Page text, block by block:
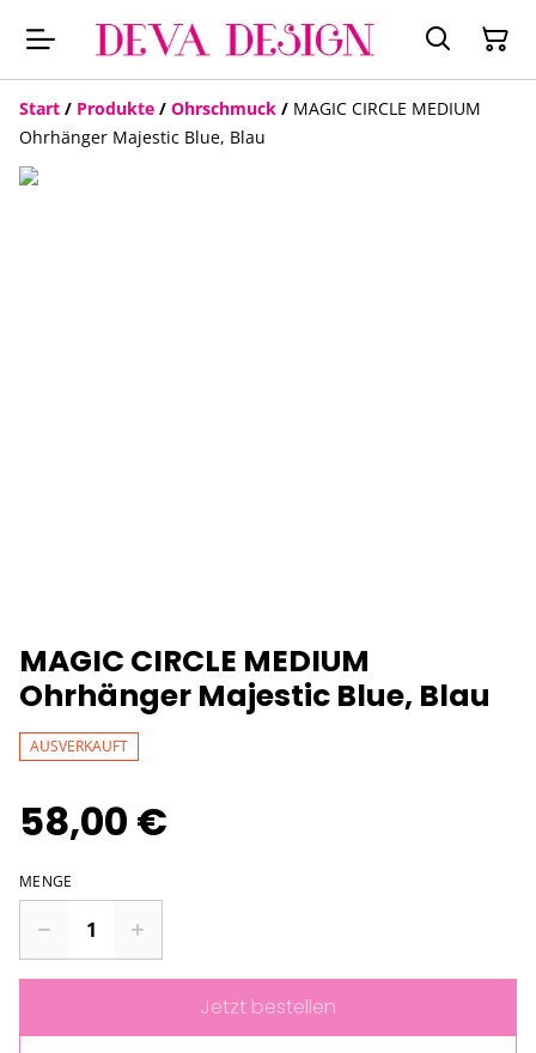
Start / Produkte / Ohrschmuck / MAGIC CIRCLE MEDIUM
Ohrhänger Majestic Blue, Blau
MAGIC CIRCLE MEDIUM
Ohrhänger Majestic Blue, Blau
AUSVERKAUFT
58,00 €
MENGE
Jetzt bestellen